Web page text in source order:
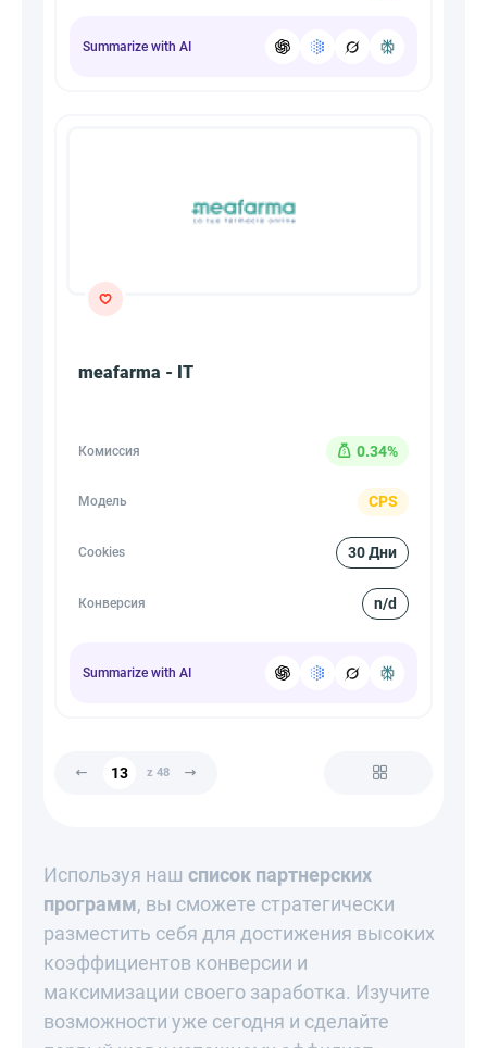
Summarize with AI
meafarma - IT
Комиссия 0.34%
Модель CPS
Cookies 30 Дни
Конверсия n/d
Summarize with AI
z 48
Используя наш список партнерских
программ, вы сможете стратегически
разместить себя для достижения высоких
коэффициентов конверсии и
максимизации своего заработка. Изучите
возможности уже сегодня и сделайте